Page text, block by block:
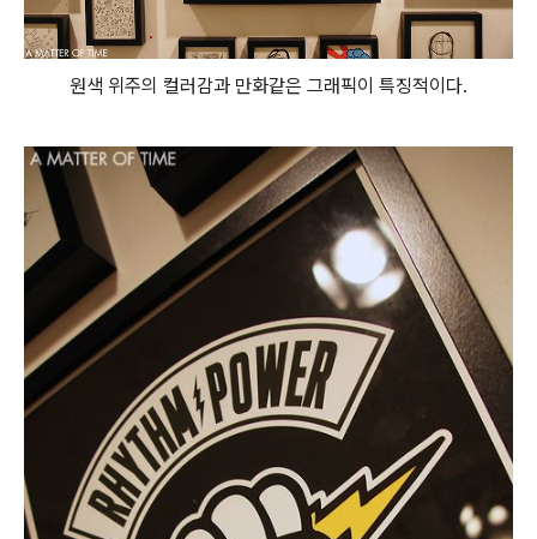
원색 위주의 컬러감과 만화같은 그래픽이 특징적이다.